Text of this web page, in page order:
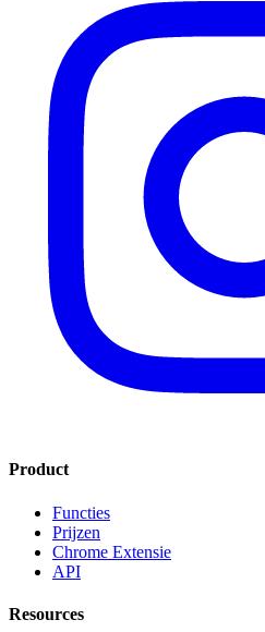
Product
Functies
Prijzen
Chrome Extensie
API
Resources